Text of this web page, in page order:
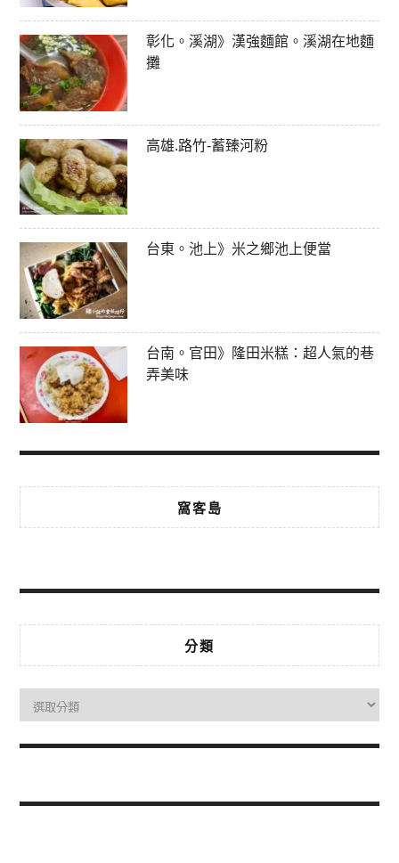
彰化。溪湖》漢強麵館。溪湖在地麵
攤
高雄.路竹-蓄臻河粉
台東。池上》米之鄉池上便當
台南。官田》隆田米糕：超人氣的巷
弄美味
窩客島
分類